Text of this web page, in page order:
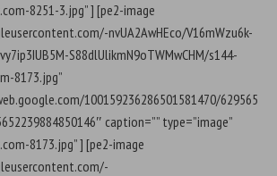
8251-3.jpg” ] [pe2-image
nvUA2AwHEco/V16mWzu6k-
S88dlUlikmN9oTWMwCHM/s144-
8173.jpg”
100159236286501581470/629565
caption=”” type=”image”
8173.jpg” ] [pe2-image